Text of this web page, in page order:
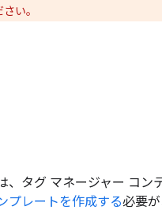
い。
、タグ マネージャー コン
プレートを作成する必要が